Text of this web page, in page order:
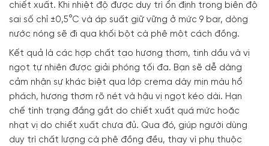
chiết xuất. Khi nhiệt độ được duy trì ổn định trong biên độ
sai số chỉ ±0,5°C và áp suất giữ vững ở mức 9 bar, dòng
nước nóng sẽ đi qua khối bột cà phê một cách đồng.
Kết quả là các hợp chất tạo hương thơm, tinh dầu và vị
ngọt tự nhiên được giải phóng tối đa. Bạn sẽ dễ dàng
cảm nhận sự khác biệt qua lớp crema dày mịn màu hổ
phách, hương thơm rõ nét và hậu vị ngọt kéo dài. Hạn
chế tình trạng đắng gắt do chiết xuất quá mức hoặc
nhạt vị do chiết xuất chưa đủ. Qua đó, giúp người dùng
duy trì chất lượng cà phê đồng đều, thay vì phụ thuộc